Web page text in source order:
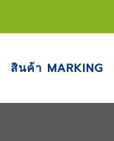
สินค้า MARKING